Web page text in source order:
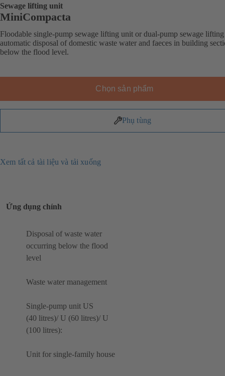
Sewage lifting unit
MiniCompacta
Floodable single-pump sewage lifting unit or dual-pump sewage
automatic disposal of domestic waste water and faeces in building
below the flood level.
Chọn sản phẩm
Phụ tùng
Xem tất cả tài liệu và tải xuống
Ứng dụng chính
Disposal of waste water
occurring below the flood
level
Waste water management
Single-pump unit US
(40 litres)/ U (60 litres)/ U
(100 litres):
Unit for single-family house